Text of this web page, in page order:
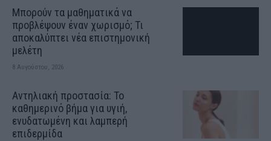
Μπορούν τα μαθηματικά να
προβλέψουν έναν χωρισμό; Τι
αποκαλύπτει νέα επιστημονική
μελέτη
8 Αυγούστου, 2026
Αντηλιακή προστασία: Το
καθημερινό βήμα για υγιή,
ενυδατωμένη και λαμπερή
επιδερμίδα